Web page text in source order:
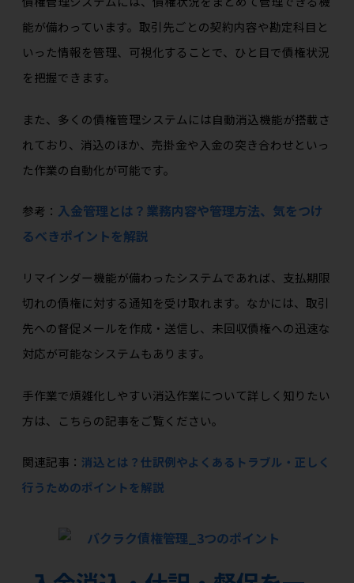
能が備わっています。取引先ごとの契約内容や勘定科目と
いった情報を管理、可視化することで、ひと目で債権状況
を把握できます。
また、多くの債権管理システムには自動消込機能が搭載さ
れており、消込のほか、売掛金や入金の突き合わせといっ
た作業の自動化が可能です。
参考： 入金管理とは？業務内容や管理方法、気をつけ
るべきポイントを解説
リマインダー機能が備わったシステムであれば、支払期限
切れの債権に対する通知を受け取れます。なかには、取引
先への督促メールを作成・送信し、未回収債権への迅速な
対応が可能なシステムもあります。
手作業で煩雑化しやすい消込作業について詳しく知りたい
方は、こちらの記事をご覧ください。
関連記事： 消込とは？仕訳例やよくあるトラブル・正しく
行うためのポイントを解説